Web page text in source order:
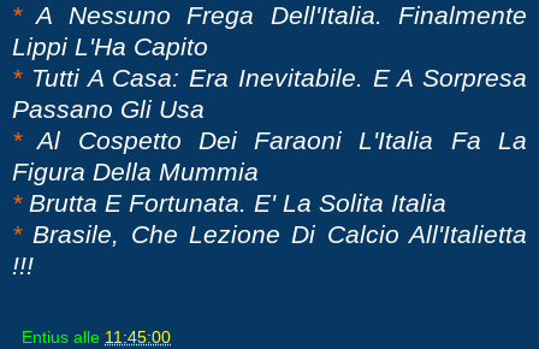
*A Nessuno Frega Dell'Italia. Finalmente
Lippi L'Ha Capito
* Tutti A Casa: Era Inevitabile. E A Sorpresa
Passano Gli Usa
*Al Cospetto Dei Faraoni L'Italia Fa La
Figura Della Mummia
* Brutta E Fortunata. E' La Solita Italia
* Brasile, Che Lezione Di Calcio All'Italietta
!!!
Entius alle 11:45:00